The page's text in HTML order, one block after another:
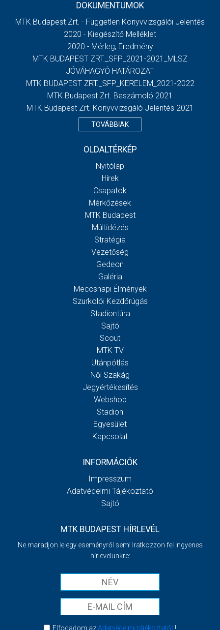
DOKUMENTUMOK
MTK Budapest Zrt. - Független Könyvvizsgálói Jelentés
2020 - Kiegészítő Melléklet
2020 - Mérleg, Eredmény
MTK BUDAPEST ZRT._SFP_2021-2021_MLSZ
JÓVÁHAGYÓ HATÁROZAT
MTK BUDAPEST ZRT._SFP_KERELEM_2021-2022
MTK Budapest Zrt. Beszámoló 2021
MTK Budapest Zrt. Könyvvizsgáló Jelentés 2021
TOVÁBBIAK
OLDALTÉRKÉP
Nyitólap
Hírek
Csapatok
Mérkőzések
MTK Budapest
Múltidézés
Stratégia
Vezetőség
Gedeon
Galéria
Meccsnapi Élmények
Szurkolói Kezdőrúgás
Stadiontúra
Sajtó
Scout
MTK TV
Utánpótlás
Női Szakág
Jegyértékesítés
Webshop
Stadion
Egyesület
Kapcsolat
INFORMÁCIÓK
Impresszum
Adatvédelmi Tájékoztató
Sajtó
MTK BUDAPEST HÍRLEVÉL
Ne maradjon le egy eseményről sem! Iratkozzon fel ingyenes
hírlevelünkre:
Elfogadom azAdatvédelmi tájékoztatót!